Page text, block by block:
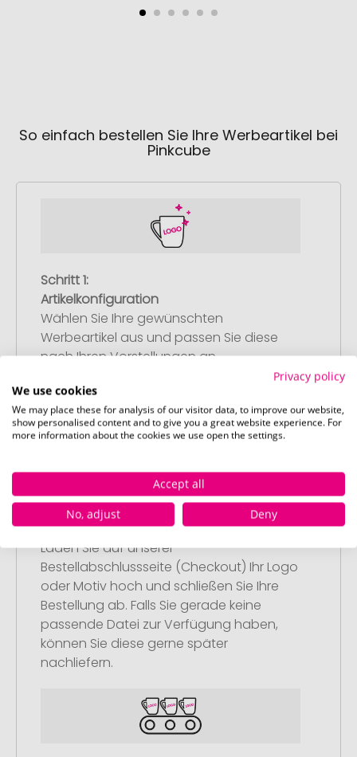
So einfach bestellen Sie Ihre Werbeartikel bei
Pinkcube
Schritt 1:
Artikelkonfiguration
Wählen Sie Ihre gewünschten
Werbeartikel aus und passen Sie diese
nach Ihren Vorstellungen an.
Anschließend legen Sie die konfigurierten
Artikel in Ihren Warenkorb.
Schritt 2:
Upload Ihres Logos oder Motivs
Laden Sie auf unserer
Bestellabschlussseite (Checkout) Ihr Logo
oder Motiv hoch und schließen Sie Ihre
Bestellung ab. Falls Sie gerade keine
passende Datei zur Verfügung haben,
können Sie diese gerne später
nachliefern.
Privacy policy
We use cookies
We may place these for analysis of our visitor data, to improve our website,
show personalised content and to give you a great website experience. For
more information about the cookies we use open the settings.
Accept all
No, adjust
Deny